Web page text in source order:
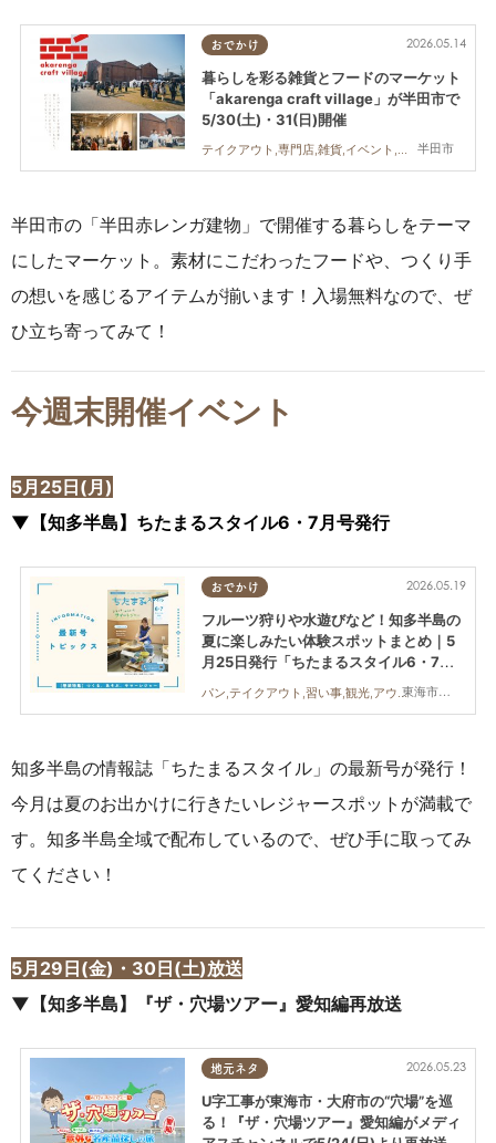
おでかけ
半田市
2026.05.14
暮らしを彩る雑貨とフードのマーケット
「akarenga craft village」が半田市で
5/30(土)・31(日)開催
テイクアウト,専門店,雑貨,イベント,家族,カップル,おひとりさま,友人
半田市の「半田赤レンガ建物」で開催する暮らしをテーマ
にしたマーケット。素材にこだわったフードや、つくり手
の想いを感じるアイテムが揃います！入場無料なので、ぜ
ひ立ち寄ってみて！
今週末開催イベント
5月25日(月)
▼【知多半島】ちたまるスタイル6・7月号発行
おでかけ
東海市,大府市,知多市,東浦町,阿久比町,半田市,常滑市,武豊町,美浜町,南知多町
2026.05.19
フルーツ狩りや水遊びなど！知多半島の
夏に楽しみたい体験スポットまとめ｜5
月25日発行「ちたまるスタイル6・7月
号」見ドコロ解説
パン,テイクアウト,習い事,観光,アウトドア,季節ネタ,ちたまるスタイル掲載店
知多半島の情報誌「ちたまるスタイル」の最新号が発行！
今月は夏のお出かけに行きたいレジャースポットが満載で
す。知多半島全域で配布しているので、ぜひ手に取ってみ
てください！
5月29日(金)・30日(土)放送
▼【知多半島】『ザ・穴場ツアー』愛知編再放送
地元ネタ 2026.05.23
U字工事が東海市・大府市の“穴場”を巡
る！『ザ・穴場ツアー』愛知編がメディ